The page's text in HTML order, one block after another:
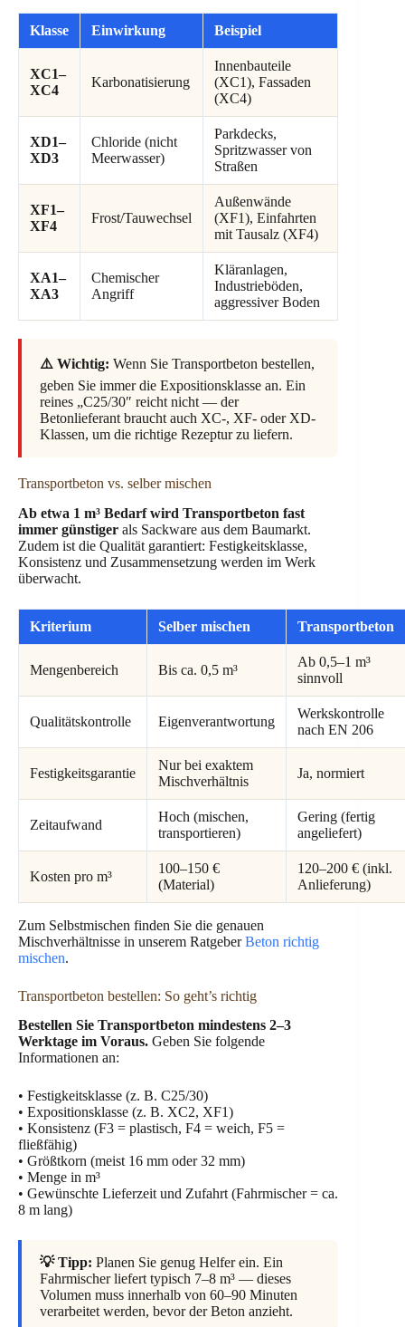
Klasse Einwirkung Beispiel
XC1–
XC4
Karbonatisierung
Innenbauteile
(XC1), Fassaden
(XC4)
XD1–
XD3
Chloride (nicht
Meerwasser)
Parkdecks,
Spritzwasser von
Straßen
XF1–
XF4
Frost/Tauwechsel
Außenwände
(XF1), Einfahrten
mit Tausalz (XF4)
XA1–
XA3
Chemischer
Angriff
Kläranlagen,
Industrieböden,
aggressiver Boden
⚠️ Wichtig: Wenn Sie Transportbeton bestellen,
geben Sie immer die Expositionsklasse an. Ein
reines „C25/30″ reicht nicht — der
Betonlieferant braucht auch XC-, XF- oder XD-
Klassen, um die richtige Rezeptur zu liefern.
Transportbeton vs. selber mischen
Ab etwa 1 m³ Bedarf wird Transportbeton fast
immer günstiger als Sackware aus dem Baumarkt.
Zudem ist die Qualität garantiert: Festigkeitsklasse,
Konsistenz und Zusammensetzung werden im Werk
überwacht.
Kriterium Selber mischen Transportbeton
Mengenbereich Bis ca. 0,5 m³
Ab 0,5–1 m³
sinnvoll
Qualitätskontrolle Eigenverantwortung
Werkskontrolle
nach EN 206
Festigkeitsgarantie
Nur bei exaktem
Mischverhältnis
Ja, normiert
Zeitaufwand
Hoch (mischen,
transportieren)
Gering (fertig
angeliefert)
Kosten pro m³
100–150 €
(Material)
120–200 € (inkl.
Anlieferung)
Zum Selbstmischen finden Sie die genauen
Mischverhältnisse in unserem RatgeberBeton richtig
mischen.
Transportbeton bestellen: So geht’s richtig
Bestellen Sie Transportbeton mindestens 2–3
Werktage im Voraus. Geben Sie folgende
Informationen an:
• Festigkeitsklasse (z. B. C25/30)
• Expositionsklasse (z. B. XC2, XF1)
• Konsistenz (F3 = plastisch, F4 = weich, F5 =
fließfähig)
• Größtkorn (meist 16 mm oder 32 mm)
• Menge in m³
• Gewünschte Lieferzeit und Zufahrt (Fahrmischer = ca.
8 m lang)
💡 Tipp: Planen Sie genug Helfer ein. Ein
Fahrmischer liefert typisch 7–8 m³ — dieses
Volumen muss innerhalb von 60–90 Minuten
verarbeitet werden, bevor der Beton anzieht.